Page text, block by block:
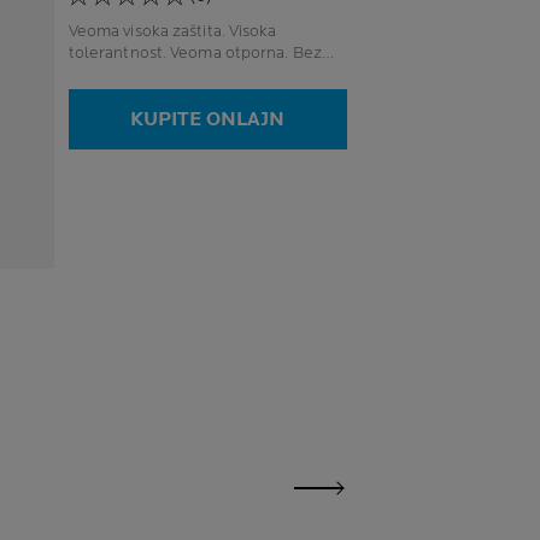
Veoma visoka zaštita. Visoka
tolerantnost. Veoma otporna. Bez
KUPITE ONLAJN
next panel